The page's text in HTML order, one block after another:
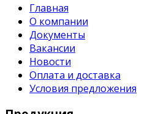
Главная
О компании
Документы
Вакансии
Новости
Оплата и доставка
Условия предложения